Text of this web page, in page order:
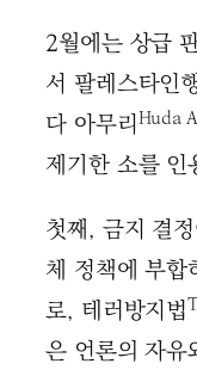
2월에는 상급
서 팔레스타인
다 아무리Huda
제기한 소를 인
첫째, 금지 결
체 정책에 부
로, 테러방지법
은 언론의 자유